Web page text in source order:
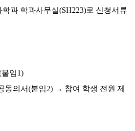
과 학과사무실(SH223)로 신청서류
임1)
동의서(붙임2) → 참여 학생 전원 제